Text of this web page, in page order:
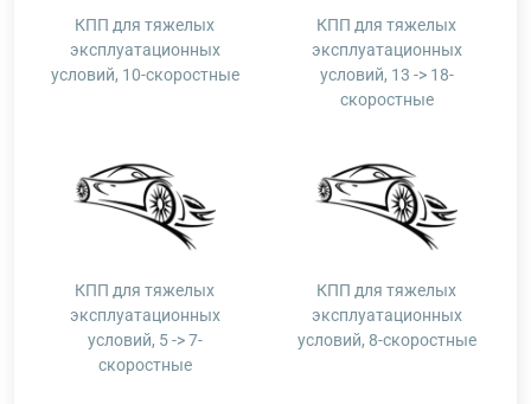
КПП для тяжелых
эксплуатационных
условий, 10-скоростные
КПП для тяжелых
эксплуатационных
условий, 13 -> 18-
скоростные
КПП для тяжелых
эксплуатационных
условий, 5 -> 7-
скоростные
КПП для тяжелых
эксплуатационных
условий, 8-скоростные